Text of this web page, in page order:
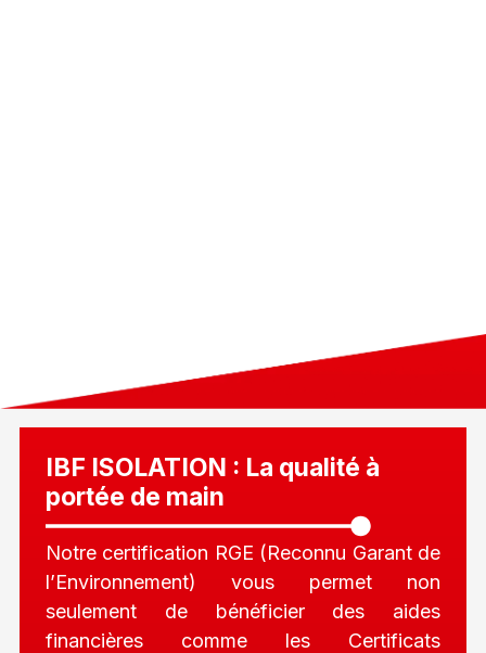
IBF ISOLATION : La qualité à
portée de main
Notre certification RGE (Reconnu Garant de
l’Environnement) vous permet non
seulement de bénéficier des aides
financières comme les Certificats